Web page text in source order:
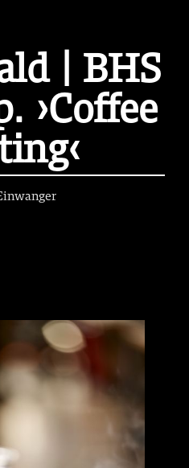
| BHS
›Coffee